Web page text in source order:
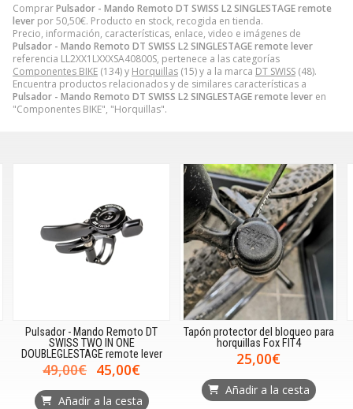
ComprarPulsador - Mando Remoto DT SWISS L2 SINGLESTAGE remote
lever por50,50€. Producto en stock, recogida en tienda.
Precio, información, características, enlace, video e imágenes de
Pulsador - Mando Remoto DT SWISS L2 SINGLESTAGE remote lever
referencia LL2XX1LXXXSA40800S, pertenece a las categorías
Componentes BIKE (134) y Horquillas (15) y a la marca DT SWISS (48).
Encuentra productos relacionados y de similares características a
Pulsador - Mando Remoto DT SWISS L2 SINGLESTAGE remote lever en
"Componentes BIKE", "Horquillas".
Pulsador - Mando Remoto DT
SWISS TWO IN ONE
DOUBLEGLESTAGE remote lever
49,00€ 45,00€
Añadir a la cesta
Tapón protector del bloqueo para
horquillas Fox FIT4
25,00€
Añadir a la cesta